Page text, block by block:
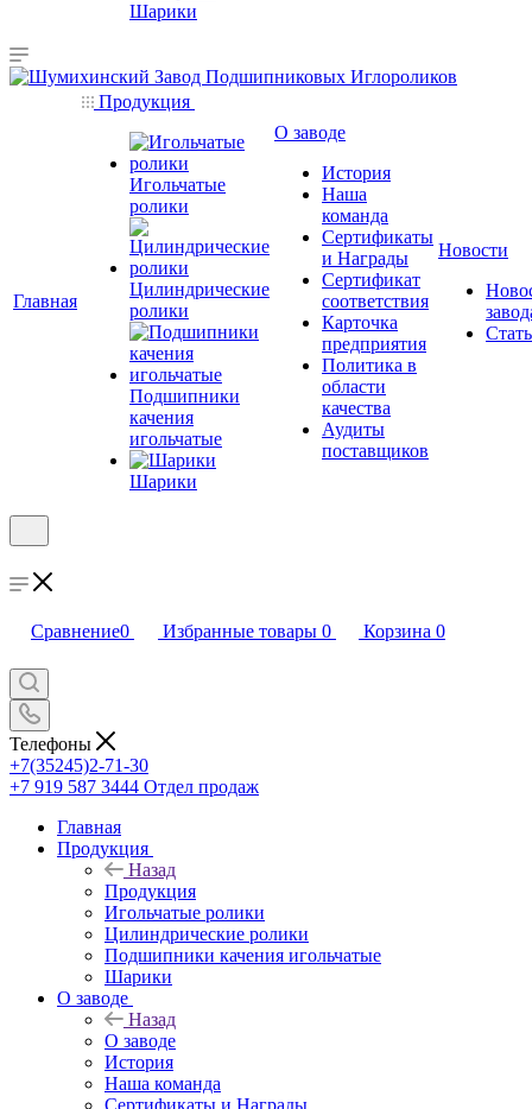
Шарики
Главная
Продукция
Игольчатые
ролики
Цилиндрические
ролики
Подшипники
качения
игольчатые
Шарики
О заводе
История
Наша
команда
Сертификаты
и Награды
Сертификат
соответствия
Карточка
предприятия
Политика в
области
качества
Аудиты
поставщиков
Новости
Сравнение0 Избранные товары 0 Корзина 0
Телефоны
+7(35245)2-71-30
+7 919 587 3444 Отдел продаж
Главная
Продукция
Назад
Продукция
Игольчатые ролики
Цилиндрические ролики
Подшипники качения игольчатые
Шарики
О заводе
Назад
О заводе
История
Наша команда
Сертификаты и Награды